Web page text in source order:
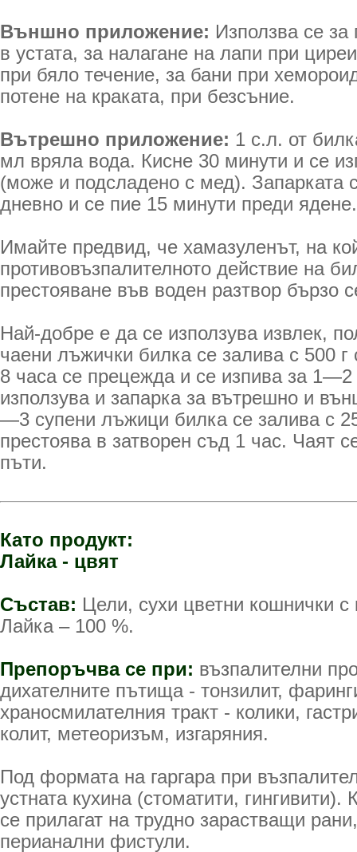
Външно приложение: Използва се за
в устата, за налагане на лапи при
при бяло течение, за бани при
потене на краката, при безсъние.
Вътрешно приложение: 1 с.л. от
мл вряла вода. Кисне 30 минути и се
(може и подсладено с мед). Запарката
дневно и се пие 15 минути преди ядене.
Имайте предвид, че хамазуленът, на
противовъзпалителното действие на
престояване във воден разтвор бързо
Най-добре е да се използува извлек,
чаени лъжички билка се залива с 500
8 часа се прецежда и се изпива за
използува и запарка за вътрешно и
—3 супени лъжици билка се залива с
пре­стоява в затворен съд 1 час. Чаят
пъти.
Като продукт:
Лайка - цвят
Състав: Цели, сухи цветни кошнички с
Лайка – 100 %.
Препоръчва се при: възпалителни
дихателните пътища - тонзилит,
храносмилателния тракт - колики,
колит, метеоризъм, изгаряния.
Под формата на гаргара при
устната кухина (стоматити, гингивити).
се прилагат на трудно зарастващи
перианални фистули.